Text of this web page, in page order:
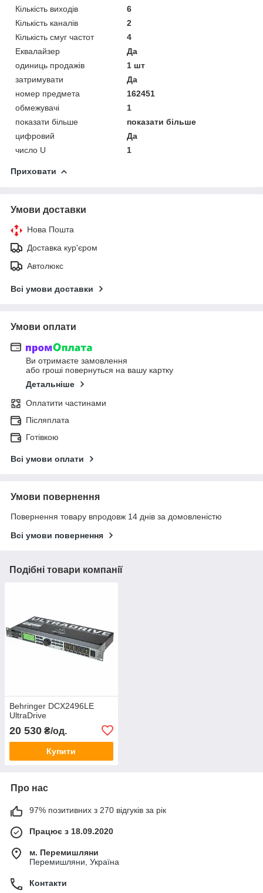
Кількість виходів
6
Кількість каналів
2
Кількість смуг частот
4
Еквалайзер
Да
одиниць продажів
1 шт
затримувати
Да
номер предмета
162451
обмежувачі
1
показати більше
показати більше
цифровий
Да
число U
1
Приховати
Умови доставки
Нова Пошта
Доставка кур'єром
Автолюкс
Всі умови доставки
Умови оплати
Ви отримаєте замовлення
або гроші повернуться на вашу картку
Детальніше
Оплатити частинами
Післяплата
Готівкою
Всі умови оплати
Умови повернення
Повернення товару впродовж 14 днів за домовленістю
Всі умови повернення
Подібні товари компанії
Behringer DCX2496LE
UltraDrive
20 530 ₴/од.
Купити
Про нас
97% позитивних з 270 відгуків за рік
Працює з 18.09.2020
м. Перемишляни
Перемишляни, Україна
Контакти